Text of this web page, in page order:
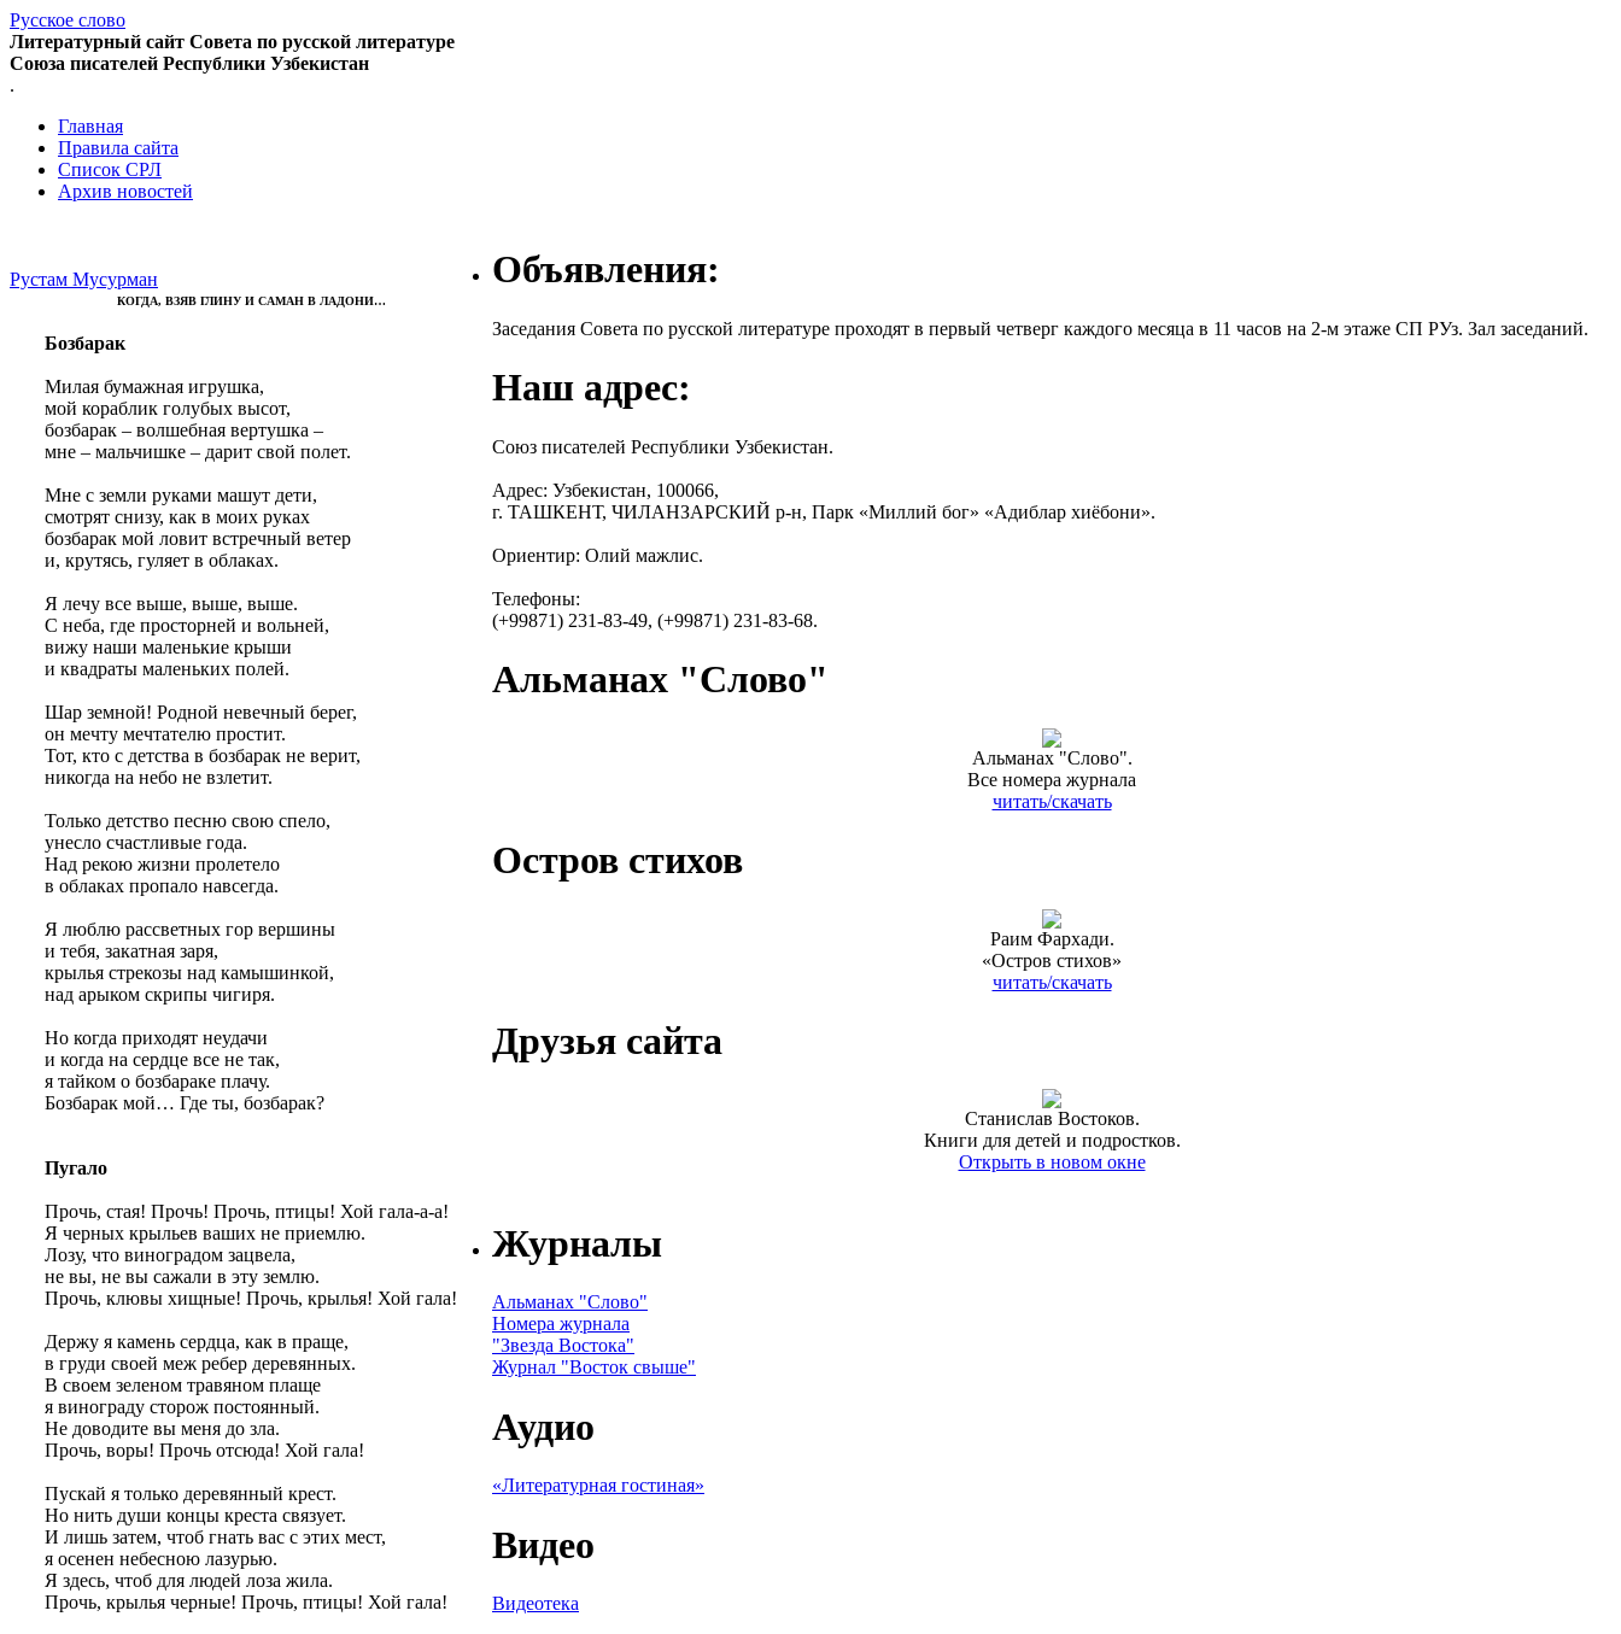
Русское слово
Литературный сайт Совета по русской литературе
Союза писателей Республики Узбекистан
.
Главная
Правила сайта
Список СРЛ
Архив новостей
Рустам Мусурман
КОГДА, ВЗЯВ ГЛИНУ И САМАН В ЛАДОНИ…
Бозбарак
Милая бумажная игрушка,
мой кораблик голубых высот,
бозбарак – волшебная вертушка –
мне – мальчишке – дарит свой полет.
Мне с земли руками машут дети,
смотрят снизу, как в моих руках
бозбарак мой ловит встречный ветер
и, крутясь, гуляет в облаках.
Я лечу все выше, выше, выше.
С неба, где просторней и вольней,
вижу наши маленькие крыши
и квадраты маленьких полей.
Шар земной! Родной невечный берег,
он мечту мечтателю простит.
Тот, кто с детства в бозбарак не верит,
никогда на небо не взлетит.
Только детство песню свою спело,
унесло счастливые года.
Над рекою жизни пролетело
в облаках пропало навсегда.
Я люблю рассветных гор вершины
и тебя, закатная заря,
крылья стрекозы над камышинкой,
над арыком скрипы чигиря.
Но когда приходят неудачи
и когда на сердце все не так,
я тайком о бозбараке плачу.
Бозбарак мой… Где ты, бозбарак?
Пугало
Прочь, стая! Прочь! Прочь, птицы! Хой гала-а-а!
Я черных крыльев ваших не приемлю.
Лозу, что виноградом зацвела,
не вы, не вы сажали в эту землю.
Прочь, клювы хищные! Прочь, крылья! Хой гала!
Держу я камень сердца, как в праще,
в груди своей меж ребер деревянных.
В своем зеленом травяном плаще
я винограду сторож постоянный.
Не доводите вы меня до зла.
Прочь, воры! Прочь отсюда! Хой гала!
Пускай я только деревянный крест.
Но нить души концы креста связует.
И лишь затем, чтоб гнать вас с этих мест,
я осенен небесною лазурью.
Я здесь, чтоб для людей лоза жила.
Прочь, крылья черные! Прочь, птицы! Хой гала!
Объявления:
Заседания Совета по русской литературе проходят в первый четверг каждого месяца в 11 часов на 2-м этаже СП РУз. Зал заседаний.
Наш адрес:
Союз писателей Республики Узбекистан.
Адрес: Узбекистан, 100066,
г. ТАШКЕНТ, ЧИЛАНЗАРСКИЙ р-н, Парк «Миллий бог» «Адиблар хиёбони».
Ориентир: Олий мажлис.
Телефоны:
(+99871) 231-83-49, (+99871) 231-83-68.
Альманах "Слово"
Альманах "Слово".
Все номера журнала
читать/скачать
Остров стихов
Раим Фархади.
«Остров стихов»
читать/скачать
Друзья сайта
Станислав Востоков.
Книги для детей и подростков.
Открыть в новом окне
Журналы
Альманах "Слово"
Номера журнала
"Звезда Востока"
Журнал "Восток свыше"
Аудио
«Литературная гостиная»
Видео
Видеотека